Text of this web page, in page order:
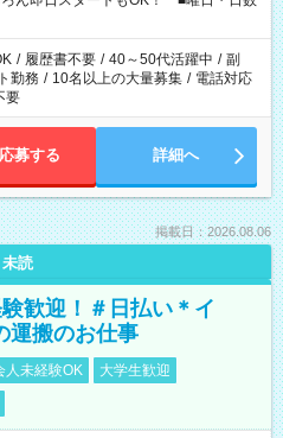
/ 履歴書不要 / 40～50代活躍中 / 副
勤務 / 10名以上の大量募集 / 電話対応
要
応募する 詳細へ
掲載日：2026.08.06
未読
歓迎！＃日払い＊イ
運搬のお仕事
人未経験OK
大学生歓迎